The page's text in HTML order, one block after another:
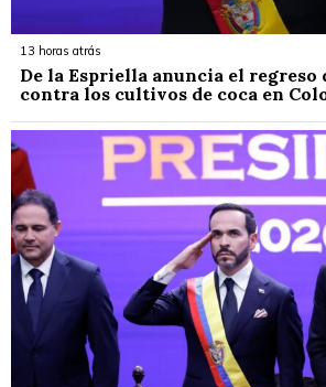
13 horas atrás
De la Espriella anuncia el regreso
contra los cultivos de coca en